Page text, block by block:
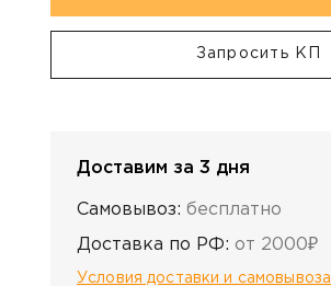
Запросить КП
Доставим за 3 дня
Самовывоз: бесплатно
Доставка по РФ: от 2000₽
Условия доставки и самовывоза